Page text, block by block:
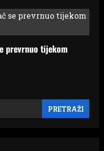
prevrnuo tijekom